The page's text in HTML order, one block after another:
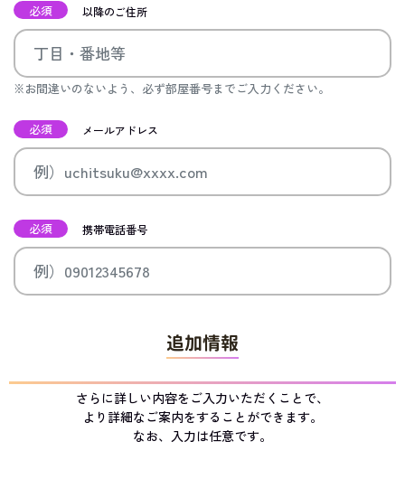
必須 以降のご住所
※お間違いのないよう、必ず部屋番号までご入力ください。
必須 メールアドレス
必須 携帯電話番号
追加情報
さらに詳しい内容をご入力いただくことで、
より詳細なご案内をすることができます。
なお、入力は任意です。